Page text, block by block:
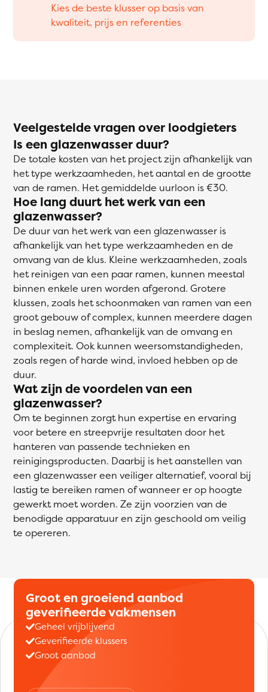
Kies de beste klusser op basis van
kwaliteit, prijs en referenties
Veelgestelde vragen over loodgieters
Is een glazenwasser duur?
De totale kosten van het project zijn afhankelijk van
het type werkzaamheden, het aantal en de grootte
van de ramen. Het gemiddelde uurloon is €30.
Hoe lang duurt het werk van een
glazenwasser?
De duur van het werk van een glazenwasser is
afhankelijk van het type werkzaamheden en de
omvang van de klus. Kleine werkzaamheden, zoals
het reinigen van een paar ramen, kunnen meestal
binnen enkele uren worden afgerond. Grotere
klussen, zoals het schoonmaken van ramen van een
groot gebouw of complex, kunnen meerdere dagen
in beslag nemen, afhankelijk van de omvang en
complexiteit. Ook kunnen weersomstandigheden,
zoals regen of harde wind, invloed hebben op de
duur.
Wat zijn de voordelen van een
glazenwasser?
Om te beginnen zorgt hun expertise en ervaring
voor betere en streepvrije resultaten door het
hanteren van passende technieken en
reinigingsproducten. Daarbij is het aanstellen van
een glazenwasser een veiliger alternatief, vooral bij
lastig te bereiken ramen of wanneer er op hoogte
gewerkt moet worden. Ze zijn voorzien van de
benodigde apparatuur en zijn geschoold om veilig
te opereren.
Groot en groeiend aanbod
geverifieerde vakmensen
Geheel vrijblijvend
Geverifieerde klussers
Groot aanbod